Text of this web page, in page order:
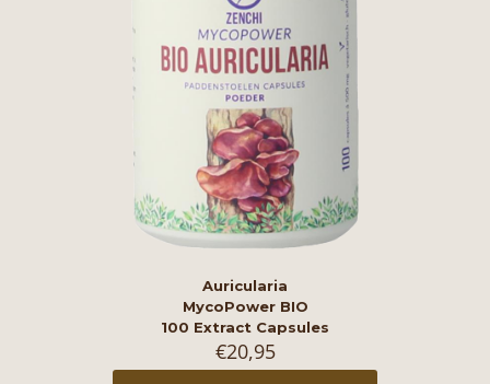
Auricularia
MycoPower BIO
100 Extract Capsules
€20,95